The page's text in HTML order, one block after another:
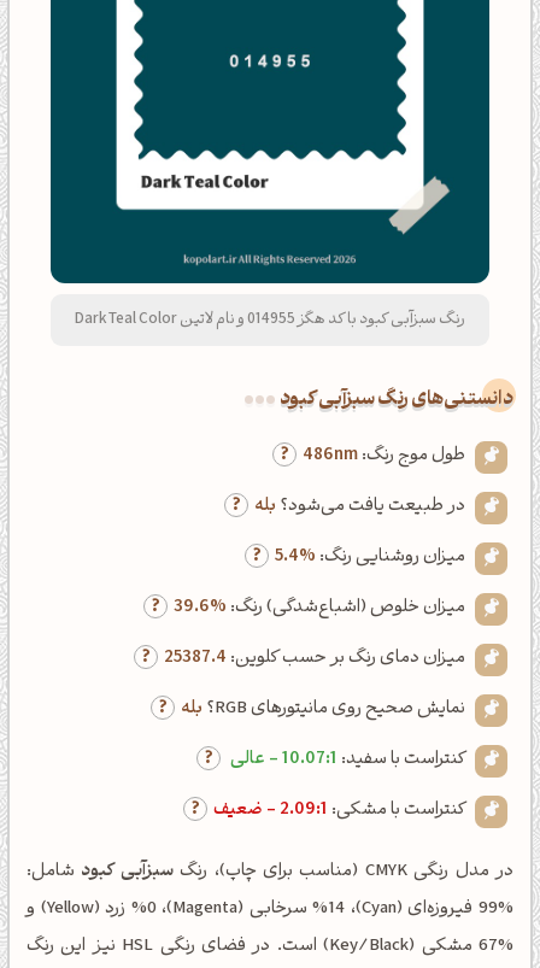
رنگ سبزآبی کبود با کد هگز 014955 و نام لاتین Dark Teal Color
دانستنی‌های رنگ سبزآبی کبود
طول موج رنگ:486nm
در طبیعت یافت می‌شود؟ بله
میزان روشنایی رنگ: 5.4%
میزان خلوص (اشباع‌شدگی) رنگ: 39.6%
میزان دمای رنگ بر حسب کلوین: 25387.4
نمایش صحیح روی مانیتورهای RGB؟
بله
کنتراست با سفید: 10.07:1 - عالی
کنتراست با مشکی: 2.09:1 - ضعیف
در مدل رنگی CMYK (مناسب برای چاپ)، رنگ سبزآبی کبود شامل:
%99 فیروزه‌ای (Cyan)، %14 سرخابی (Magenta)، %0 زرد (Yellow) و
%67 مشکی (Key/Black) است. در فضای رنگی HSL نیز این رنگ